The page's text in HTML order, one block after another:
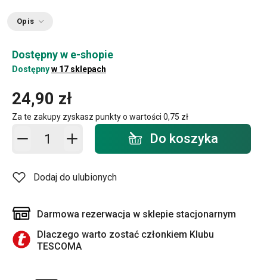
Opis
Dostępny w e-shopie
Dostępnyw 17 sklepach
24,90 zł
Za te zakupy zyskasz punkty o wartości 0,75 zł
Dodaj do koszyka - ilość Do koszyka
Dodaj do ulubionych
Darmowa rezerwacja w sklepie stacjonarnym
Dlaczego warto zostać członkiem Klubu
TESCOMA